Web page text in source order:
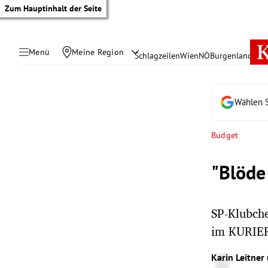
Zum Hauptinhalt der Seite
Menü Meine Region SchlagzeilenWienNÖBurgenland
Wählen
Budget
SP-
im
Karin Leitner